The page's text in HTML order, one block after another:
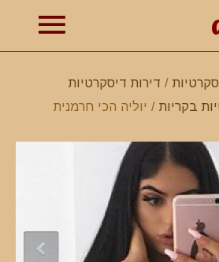
/ דירות דיסקרטיות
בקריות / יוליה הכי חרמנית